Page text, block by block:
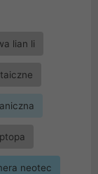
lian li
neotec